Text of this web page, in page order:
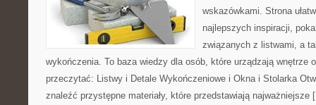
wskazówkami. Strona
najlepszych inspiracji,
związanych z listwami, a
wykończenia. To baza wiedzy dla osób, które urządzają wnętrze
przeczytać: Listwy i Detale Wykończeniowe i Okna i Stolarka
znaleźć przystępne materiały, które przedstawiają